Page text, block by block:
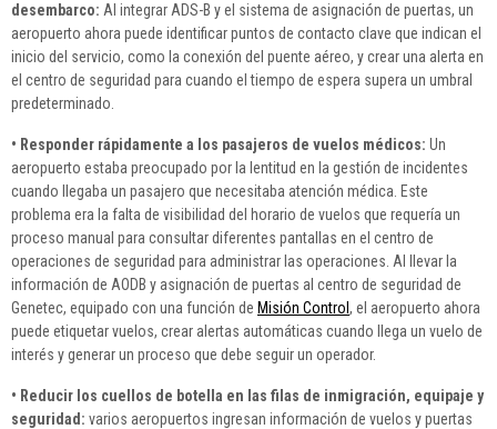
desembarco: Al integrar ADS-B y el sistema de asignación de puertas, un
aeropuerto ahora puede identificar puntos de contacto clave que indican el
inicio del servicio, como la conexión del puente aéreo, y crear una alerta en
el centro de seguridad para cuando el tiempo de espera supera un umbral
predeterminado.
• Responder rápidamente a los pasajeros de vuelos médicos: Un
aeropuerto estaba preocupado por la lentitud en la gestión de incidentes
cuando llegaba un pasajero que necesitaba atención médica. Este
problema era la falta de visibilidad del horario de vuelos que requería un
proceso manual para consultar diferentes pantallas en el centro de
operaciones de seguridad para administrar las operaciones. Al llevar la
información de AODB y asignación de puertas al centro de seguridad de
Genetec, equipado con una función de Misión Control , el aeropuerto ahora
puede etiquetar vuelos, crear alertas automáticas cuando llega un vuelo de
interés y generar un proceso que debe seguir un operador.
• Reducir los cuellos de botella en las filas de inmigración, equipaje y
seguridad: varios aeropuertos ingresan información de vuelos y puertas